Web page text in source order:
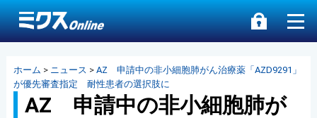
ホーム > ニュース > AZ 申請中の非小細胞肺がん治療薬「AZD9291」
が優先審査指定 耐性患者の選択肢に
AZ 申請中の非小細胞肺が